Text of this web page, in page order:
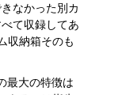
なかった別カ
て収録してあ
収納箱そのも
最大の特徴は